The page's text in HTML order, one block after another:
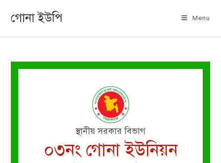
গোনা ইউপি Menu
স্থানীয় সরকার বিভাগ
০৩নং গোনা ইউনিয়ন